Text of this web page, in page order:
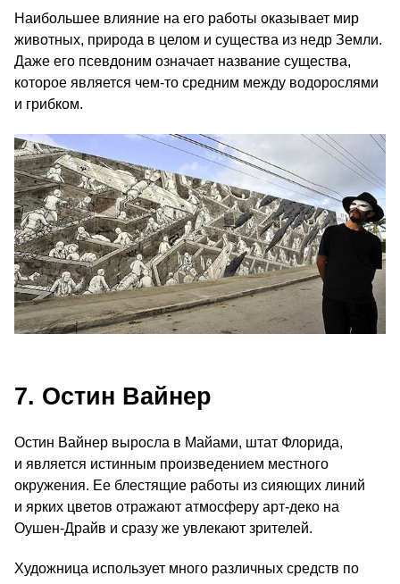
Наибольшее влияние на его работы оказывает мир
животных, природа в целом и существа из недр Земли.
Даже его псевдоним означает название существа,
которое является чем-то средним между водорослями
и грибком.
7. Остин Вайнер
Остин Вайнер выросла в Майами, штат Флорида,
и является истинным произведением местного
окружения. Ее блестящие работы из сияющих линий
и ярких цветов отражают атмосферу арт-деко на
Оушен-Драйв и сразу же увлекают зрителей.
Художница использует много различных средств по